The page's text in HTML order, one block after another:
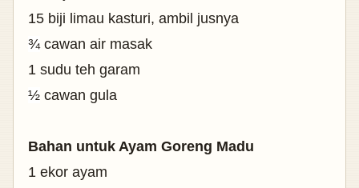
15 biji limau kasturi, ambil jusnya
¾cawan air masak
1 sudu teh garam
½ cawan gula
Bahan untuk Ayam Goreng Madu
1 ekor ayam